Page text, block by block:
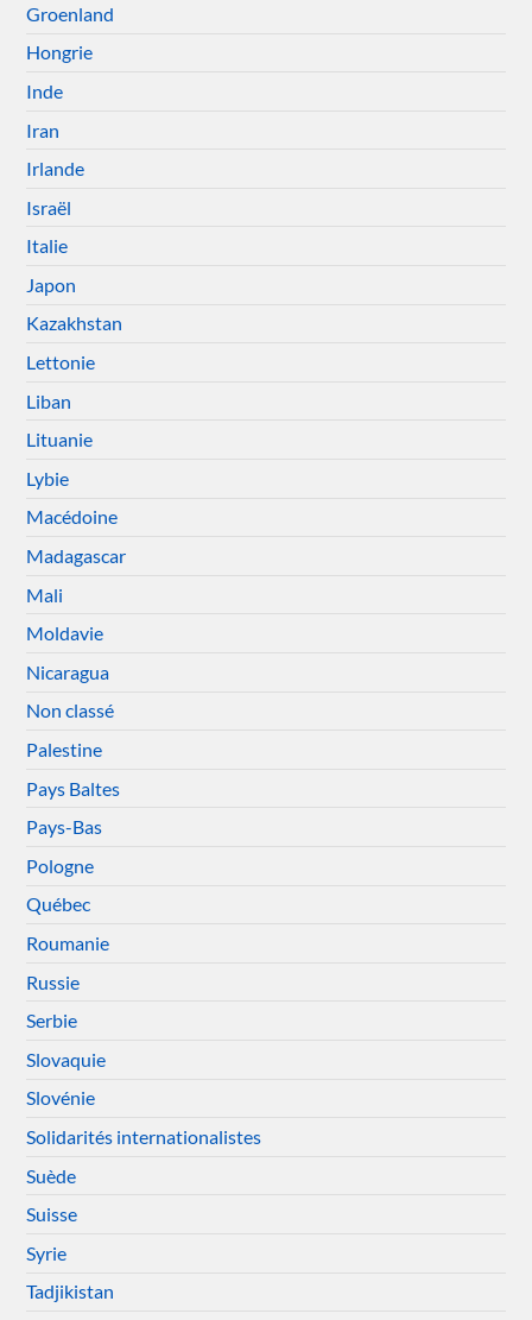
Groenland
Hongrie
Inde
Iran
Irlande
Israël
Italie
Japon
Kazakhstan
Lettonie
Liban
Lituanie
Lybie
Macédoine
Madagascar
Mali
Moldavie
Nicaragua
Non classé
Palestine
Pays Baltes
Pays-Bas
Pologne
Québec
Roumanie
Russie
Serbie
Slovaquie
Slovénie
Solidarités internationalistes
Suède
Suisse
Syrie
Tadjikistan